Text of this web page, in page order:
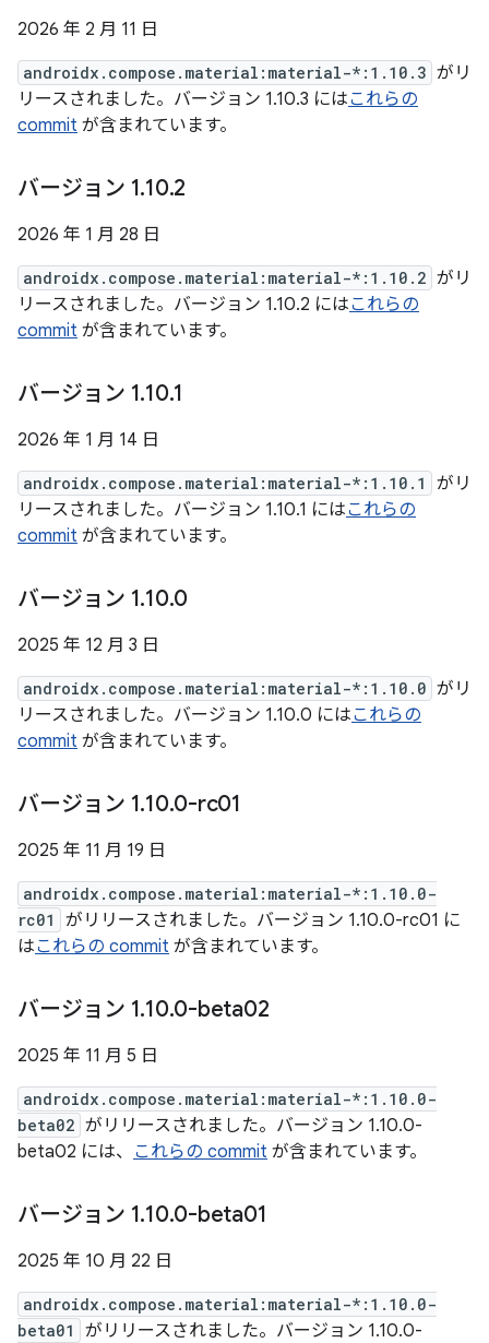
2026 年 2 月 11 日
androidx.compose.material:material-*:1.10.3 がリ
リースされました。バージョン 1.10.3 にはこれらの
commit が含まれています。
バージョン 1.10.2
2026 年 1 月 28 日
androidx.compose.material:material-*:1.10.2 がリ
リースされました。バージョン 1.10.2 にはこれらの
commit が含まれています。
バージョン 1.10.1
2026 年 1 月 14 日
androidx.compose.material:material-*:1.10.1
がリ
リースされました。バージョン 1.10.1 にはこれらの
commit が含まれています。
バージョン 1.10.0
2025 年 12 月 3 日
androidx.compose.material:material-*:1.10.0 がリ
リースされました。バージョン 1.10.0 にはこれらの
commit が含まれています。
バージョン 1.10.0-rc01
2025 年 11 月 19 日
androidx.compose.material:material-*:1.10.0-
rc01
がリリースされました。バージョン 1.10.0-rc01 に
はこれらの commit が含まれています。
バージョン 1.10.0-beta02
2025 年 11 月 5 日
androidx.compose.material:material-*:1.10.0-
beta02 がリリースされました。バージョン 1.10.0-
beta02 には、 これらの commit が含まれています。
バージョン 1.10.0-beta01
2025 年 10 月 22 日
androidx.compose.material:material-*:1.10.0-
beta01
がリリースされました。バージョン 1.10.0-